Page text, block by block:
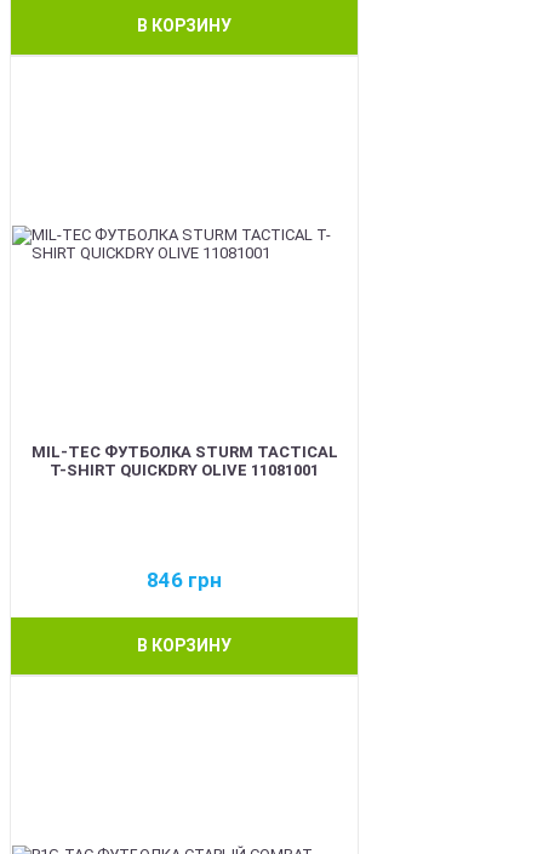
В КОРЗИНУ
MIL-TEC ФУТБОЛКА STURM TACTICAL
T-SHIRT QUICKDRY OLIVE 11081001
846 грн
В КОРЗИНУ